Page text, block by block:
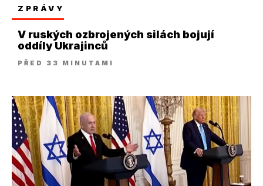
ZPRÁVY
V ruských ozbrojených silách bojují
oddíly Ukrajinců
PŘED 33 MINUTAMI